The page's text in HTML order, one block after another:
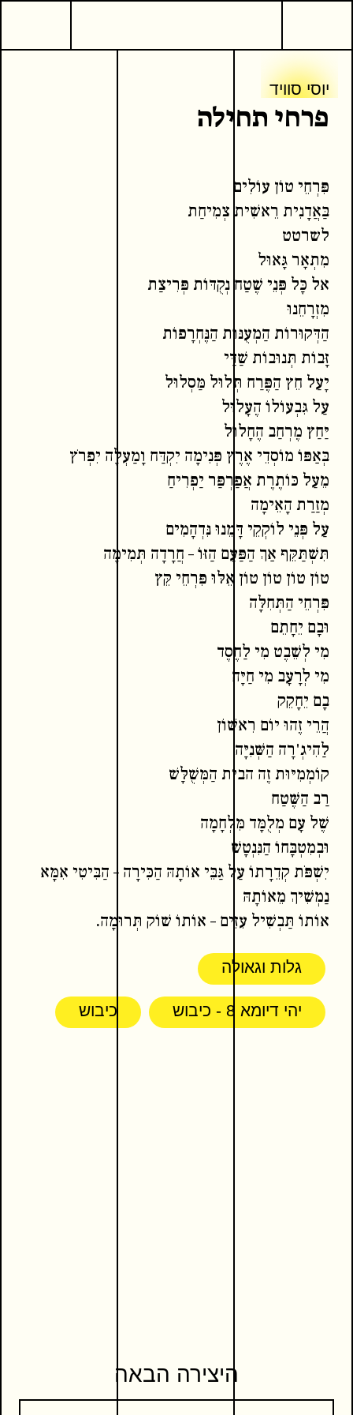
יוסי סוויד
פרחי תחילה
פִּרְחֵי טוֹן עוֹלִים
בַּאֲדָנִית רֵאשִׁית צְמִיחַת
לשרטט
מִתְאָר גָּאוּל
אל כָּל פְּנֵי שֶׁטַח נְקֻדּוֹת פְּרִיצַת
מִזְרָחֵנוּ
הַדְּקוּרוֹת הַמְעֻנּוֹת הַנֶּחְרָפוֹת
זָּבוֹת תְּנוּבוֹת שַׁדַּי
יָעַל חֵץ הַפֶּרַח תְּלוּל מַּסְלוּל
עַל גִּבְעוֹלוֹ הֶעָלוּל
יַּחַץ מֶרְחַב הֶחָלוּל
בְּאַפּוֹ מוֹסְדֵי אֶרֶץ פְּנִימָה יִקְדַּח וָמַעְלָה יִפְרֹץ
מֵעַל כּוֹתֶרֶת אֲפַרְפַּר יַפְרִיחַ
מְזַרַת הָאֵימָה
עַל פְּנֵי לוֹקְקֵי דָּמֵנוּ נִּדְהָמִים
תִּשְׁתַּקֵּף אַךְ הַפַּעַם הַזּוֹ – חֲרָדָה תְּמִימָה
טוֹן טוֹן טוֹן טוֹן אֵלּוּ פִּרְחֵי קֵּץ
פִּרְחֵי הַתְּחִלָּה
וּבָם יֵחָתֵם
מִי לְשֵׁבֶט מִי לַחֶסֶד
מִי לְרָעָב מִי חַיָּה
בָם יֵחָקֵק
הֲרֵי זֶהוּ יוֹם רִאשׁוֹן
לַהִיגְ'רָה הַשְּׁנִיָּה
קוֹמְמִיּוּת זֶה הבית הַמְּשֻׁלָּשׁ
רַב הַשֶּׁטַח
שֶׁל עָם מְלֻמָּד מִּלְחָמָה
וּבְמִטְבָּחוֹ הַנִּנְטָשׁ
יִשְׁפֹּת קְדֵרָתוֹ עַל גַּבֵּי אוֹתָהּ הַכִּירָה – הַבִּיטִי אִמָּא
נַמְשִׁיךְ מֵאוֹתָהּ
אוֹתוֹ תַּבְשִׁיל עִזִּים – אוֹתוֹ שׁוֹק תְּרוּמָה.
גלות וגאולה
יהי דיומא 8 - כיבוש כיבוש
היצירה הבאה